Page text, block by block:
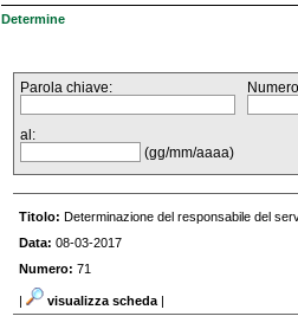
Determine
Parola chiave:
al:
(gg/mm/aaaa)
Titolo: Determinazione del responsabile del
Data: 08-03-2017
Numero: 71
| visualizza scheda |